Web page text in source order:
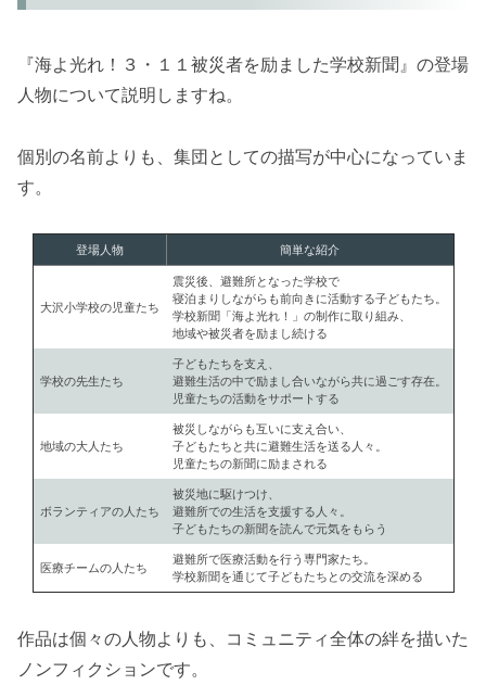
『海よ光れ！３・１１被災者を励ました学校新聞』の登場
人物について説明しますね。
個別の名前よりも、集団としての描写が中心になっていま
す。
登場人物 簡単な紹介
大沢小学校の児童たち
震災後、避難所となった学校で
寝泊まりしながらも前向きに活動する子どもたち。
学校新聞「海よ光れ！」の制作に取り組み、
地域や被災者を励まし続ける
学校の先生たち
子どもたちを支え、
避難生活の中で励まし合いながら共に過ごす存在。
児童たちの活動をサポートする
地域の大人たち
被災しながらも互いに支え合い、
子どもたちと共に避難生活を送る人々。
児童たちの新聞に励まされる
ボランティアの人たち
被災地に駆けつけ、
避難所での生活を支援する人々。
子どもたちの新聞を読んで元気をもらう
医療チームの人たち
避難所で医療活動を行う専門家たち。
学校新聞を通じて子どもたちとの交流を深める
作品は個々の人物よりも、コミュニティ全体の絆を描いた
ノンフィクションです。